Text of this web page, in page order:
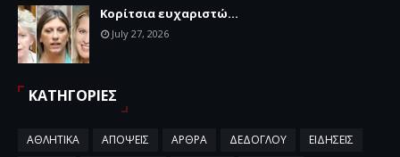
Κορίτσια ευχαριστώ...
July 27, 2026
ΚΑΤΗΓΟΡΙΕΣ
ΑΘΛΗΤΙΚΑ ΑΠΟΨΕΙΣ ΑΡΘΡΑ ΔΕΔΟΓΛΟΥ
ΕΙΔΗΣΕΙΣ